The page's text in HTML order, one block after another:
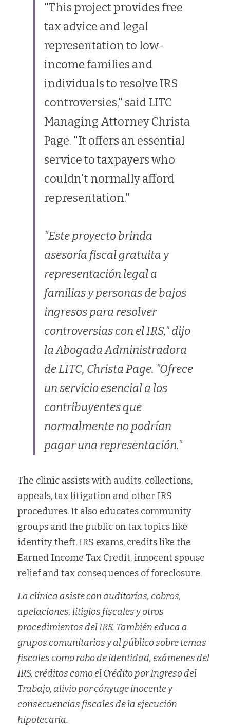
"This project provides free
tax advice and legal
representation to low-
income families and
individuals to resolve IRS
controversies," said LITC
Managing Attorney Christa
Page. "It offers an essential
service to taxpayers who
couldn't normally afford
representation."
"Este proyecto brinda
asesoría fiscal gratuita y
representación legal a
familias y personas de bajos
ingresos para resolver
controversias con el IRS," dijo
la Abogada Administradora
de LITC, Christa Page. "Ofrece
un servicio esencial a los
contribuyentes que
normalmente no podrían
pagar una representación."
The clinic assists with audits, collections,
appeals, tax litigation and other IRS
procedures. It also educates community
groups and the public on tax topics like
identity theft, IRS exams, credits like the
Earned Income Tax Credit, innocent spouse
relief and tax consequences of foreclosure.
La clínica asiste con auditorías, cobros,
apelaciones, litigios fiscales y otros
procedimientos del IRS. También educa a
grupos comunitarios y al público sobre temas
fiscales como robo de identidad, exámenes del
IRS, créditos como el Crédito por Ingreso del
Trabajo, alivio por cónyuge inocente y
consecuencias fiscales de la ejecución
hipotecaria.